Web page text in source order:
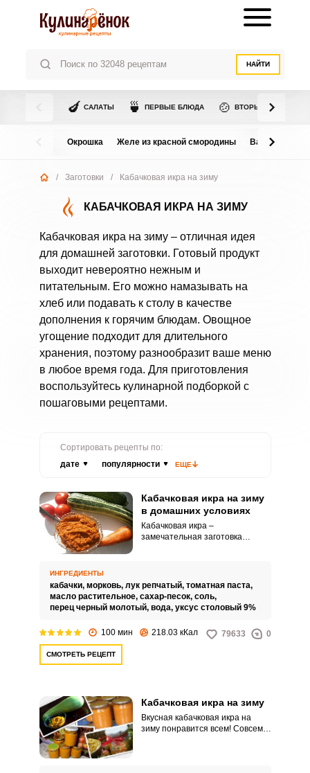
НАЙТИ
🍆 САЛАТЫ 🍵 ПЕРВЫЕ БЛЮДА 🍲 ВТОРЫЕ БЛЮДА
Окрошка Желе из красной смородины Варенье из
/ Заготовки / Кабачковая икра на зиму
КАБАЧКОВАЯ ИКРА НА ЗИМУ
Кабачковая икра на зиму – отличная идея
для домашней заготовки. Готовый продукт
выходит невероятно нежным и
питательным. Его можно намазывать на
хлеб или подавать к столу в качестве
дополнения к горячим блюдам. Овощное
угощение подходит для длительного
хранения, поэтому разнообразит ваше меню
в любое время года. Для приготовления
воспользуйтесь кулинарной подборкой с
пошаговыми рецептами.
Сортировать рецепты по:
дате
популярности ЕЩЕ
Кабачковая икра на зиму
в домашних условиях
Кабачковая икра –
замечательная заготовка
избыток солей и укрепляют
стенки кровеносных сосудов.
ИНГРЕДИЕНТЫ
кабачки, морковь, лук репчатый, томатная паста,
масло растительное, сахар-песок, соль,
перец черный молотый, вода, уксус столовый 9%
100 мин 218.03 кКал 79633 0
СМОТРЕТЬ РЕЦЕПТ
Кабачковая икра на зиму
Вкусная кабачковая икра на
зиму понравится всем! Совсем